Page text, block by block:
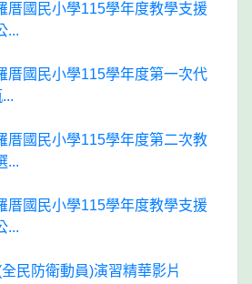
厝國民小學115學年度教學支援
...
厝國民小學115學年度第一次代
厝國民小學115學年度第二次教
...
厝國民小學115學年度教學支援
...
民防衛動員)演習精華影片